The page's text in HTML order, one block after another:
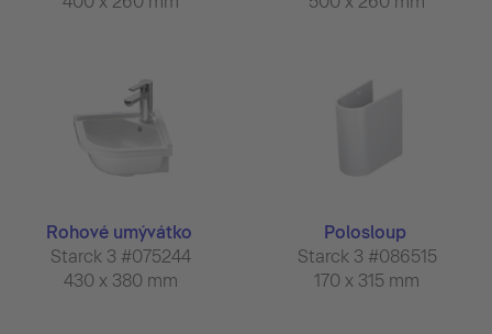
Rohové umývátko
Starck 3 #075244
430 x 380 mm
Polosloup
Starck 3 #086515
170 x 315 mm